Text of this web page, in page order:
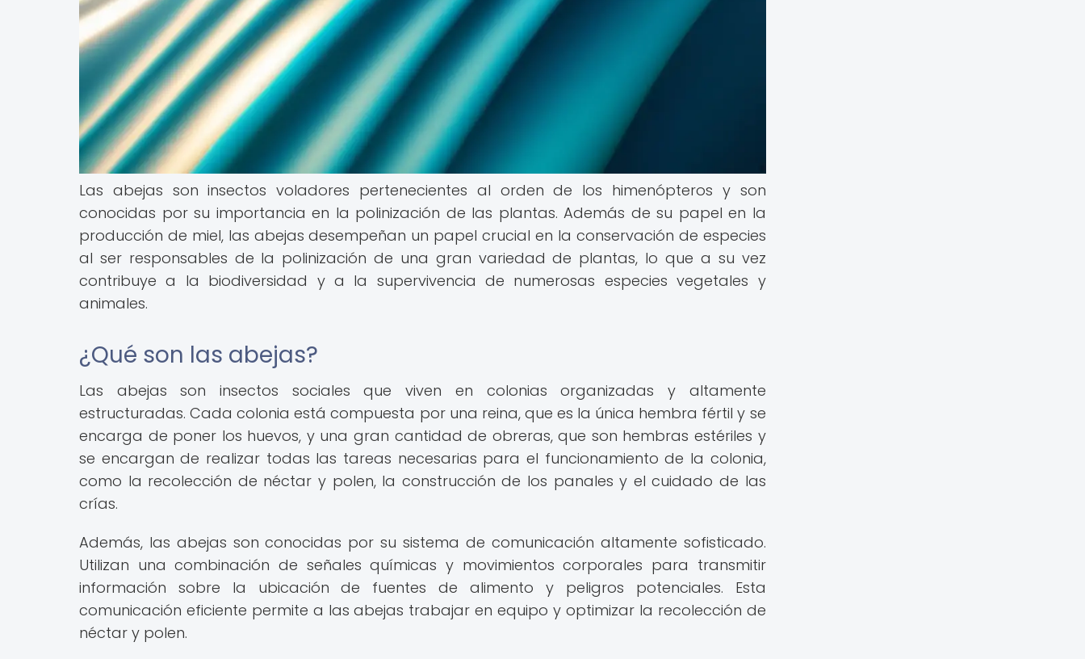
Las abejas son insectos voladores pertenecientes al orden de los himenópteros y son
conocidas por su importancia en la polinización de las plantas. Además de su papel en la
producción de miel, las abejas desempeñan un papel crucial en la conservación de especies
al ser responsables de la polinización de una gran variedad de plantas, lo que a su vez
contribuye a la biodiversidad y a la supervivencia de numerosas especies vegetales y
animales.
¿Qué son las abejas?
Las abejas son insectos sociales que viven en colonias organizadas y altamente
estructuradas. Cada colonia está compuesta por una reina, que es la única hembra fértil y se
encarga de poner los huevos, y una gran cantidad de obreras, que son hembras estériles y
se encargan de realizar todas las tareas necesarias para el funcionamiento de la colonia,
como la recolección de néctar y polen, la construcción de los panales y el cuidado de las
crías.
Además, las abejas son conocidas por su sistema de comunicación altamente sofisticado.
Utilizan una combinación de señales químicas y movimientos corporales para transmitir
información sobre la ubicación de fuentes de alimento y peligros potenciales. Esta
comunicación eficiente permite a las abejas trabajar en equipo y optimizar la recolección de
néctar y polen.